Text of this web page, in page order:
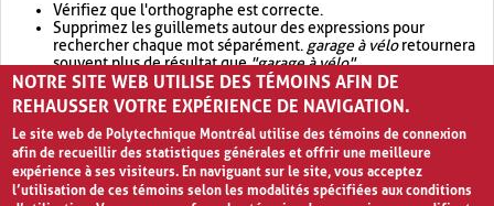
Vérifiez que l'orthographe est correcte.
Supprimez les guillemets autour des expressions pour
rechercher chaque mot séparément. garage à véloretournera
souvent plus de résultat que"garage à vélo".
Envisagez d'élargir votre recherche avec OR.garage OR vélo
retournera souvent plus de résultat quegarage à vélo
NOTRE SITE WEB UTILISE DES TÉMOINS AFIN DE
REHAUSSER VOTRE EXPÉRIENCE DE NAVIGATION.
Le site web de Polytechnique Montréal utilise des témoins de connexion
afin de recueillir des statistiques générales et offrir une meilleure
expérience à ses visiteurs. En naviguant sur le site, vous acceptez
l’utilisation de ces témoins selon les modalités spécifiées aux conditions